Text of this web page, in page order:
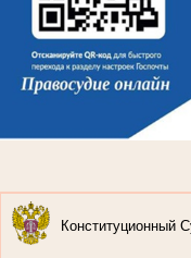
Конституционный